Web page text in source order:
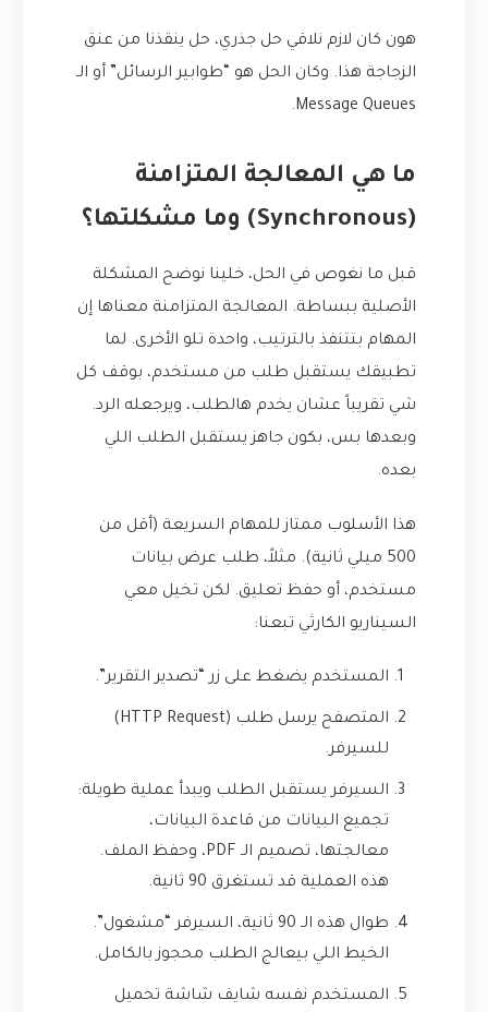
هون كان لازم نلاقي حل جذري، حل ينقذنا من عنق
الزجاجة هذا. وكان الحل هو “طوابير الرسائل” أو الـ
Message Queues.
ما هي المعالجة المتزامنة
(Synchronous) وما مشكلتها؟
قبل ما نغوص في الحل، خلينا نوضح المشكلة
الأصلية ببساطة. المعالجة المتزامنة معناها إن
المهام بتتنفذ بالترتيب، واحدة تلو الأخرى. لما
تطبيقك يستقبل طلب من مستخدم، بوقف كل
شي تقريباً عشان يخدم هالطلب، ويرجعله الرد.
وبعدها بس، بكون جاهز يستقبل الطلب اللي
بعده.
هذا الأسلوب ممتاز للمهام السريعة (أقل من
500 ميلي ثانية). مثلاً، طلب عرض بيانات
مستخدم، أو حفظ تعليق. لكن تخيل معي
السيناريو الكارثي تبعنا:
المستخدم يضغط على زر “تصدير التقرير”.
المتصفح يرسل طلب (HTTP Request)
للسيرفر.
السيرفر يستقبل الطلب ويبدأ عملية طويلة:
تجميع البيانات من قاعدة البيانات،
معالجتها، تصميم الـ PDF، وحفظ الملف.
هذه العملية قد تستغرق 90 ثانية.
طوال هذه الـ 90 ثانية، السيرفر “مشغول”.
الخيط اللي بيعالج الطلب محجوز بالكامل.
المستخدم نفسه شايف شاشة تحميل